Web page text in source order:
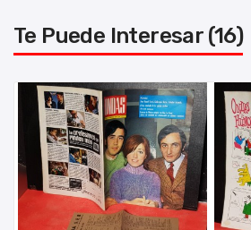
Te Puede Interesar (16)